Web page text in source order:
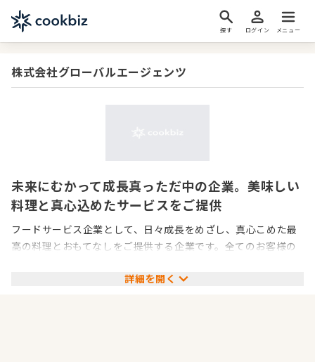
探す ログイン メニュー
株式会社グローバルエージェンツ
未来にむかって成長真っただ中の企業。美味しい
料理と真心込めたサービスをご提供
フードサービス企業として、日々成長をめざし、真心こめた最
高の料理とおもてなしをご提供する企業です。全てのお客様の
なく、社員一丸となってお客様一人ひとりと向き合うことで最
詳細を開く